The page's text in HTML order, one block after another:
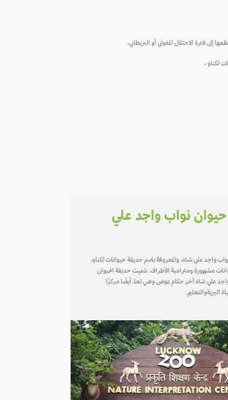
فترة الاحتلال المغولي أو البريطاني.
لكناو ،
نواب واجد علي
واجد علي شاه، والمعروفة باسم حديقة حيوانات لكناو،
مشهورة ومترامية الأطراف. سُميت حديقة الحيوان
علي شاه آخر حكام عوض وهي تعدّ أيضًا مركزًا
البريةوالتعليم.